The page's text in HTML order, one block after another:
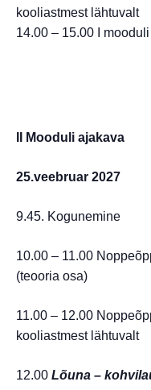
kooliastmest lähtuvalt
14.00 – 15.00 I
II Mooduli ajakava
25.veebruar 2027
9.45. Kogunemine
10.00 – 11.00
(teooria osa)
11.00 – 12.00
kooliastmest lähtuvalt
12.00 Lõuna –